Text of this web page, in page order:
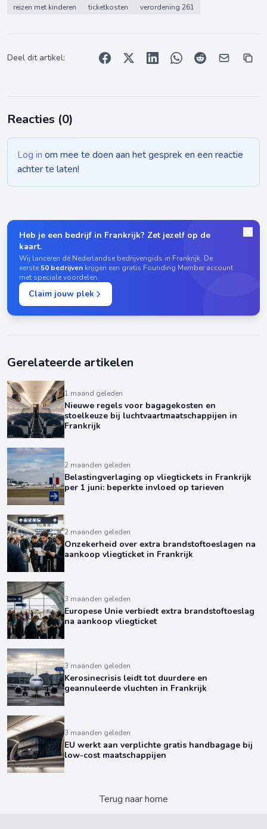
reizen met kinderen
ticketkosten verordening 261
Deel dit artikel:
Reacties (0)
Log in om mee te doen aan het gesprek en een reactie
achter te laten!
Heb je een bedrijf in Frankrijk? Zet jezelf op de
kaart.
Wij lanceren dé Nederlandse bedrijvengids in Frankrijk. De
eerste50 bedrijven krijgen een gratis Founding Member account
met speciale voordelen.
Claim jouw plek
Gerelateerde artikelen
1 maand geleden
Nieuwe regels voor bagagekosten en
stoelkeuze bij luchtvaartmaatschappijen in
Frankrijk
2 maanden geleden
Belastingverlaging op vliegtickets in Frankrijk
per 1 juni: beperkte invloed op tarieven
2 maanden geleden
Onzekerheid over extra brandstoftoeslagen na
aankoop vliegticket in Frankrijk
3 maanden geleden
Europese Unie verbiedt extra brandstoftoeslag
na aankoop vliegticket
3 maanden geleden
Kerosinecrisis leidt tot duurdere en
geannuleerde vluchten in Frankrijk
3 maanden geleden
EU werkt aan verplichte gratis handbagage bij
low-cost maatschappijen
Terug naar home